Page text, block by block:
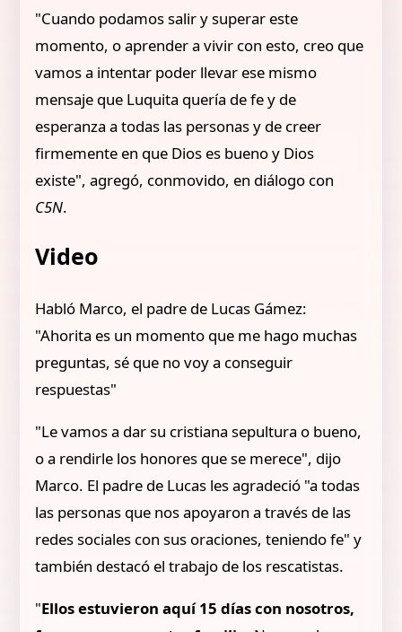
"Cuando podamos salir y superar este
momento, o aprender a vivir con esto, creo que
vamos a intentar poder llevar ese mismo
mensaje que Luquita quería de fe y de
esperanza a todas las personas y de creer
firmemente en que Dios es bueno y Dios
existe", agregó, conmovido, en diálogo con
C5N.
Video
Habló Marco, el padre de Lucas Gámez:
"Ahorita es un momento que me hago muchas
preguntas, sé que no voy a conseguir
respuestas"
"Le vamos a dar su cristiana sepultura o bueno,
o a rendirle los honores que se merece", dijo
Marco. El padre de Lucas les agradeció "a todas
las personas que nos apoyaron a través de las
redes sociales con sus oraciones, teniendo fe" y
también destacó el trabajo de los rescatistas.
"Ellos estuvieron aquí 15 días con nosotros,